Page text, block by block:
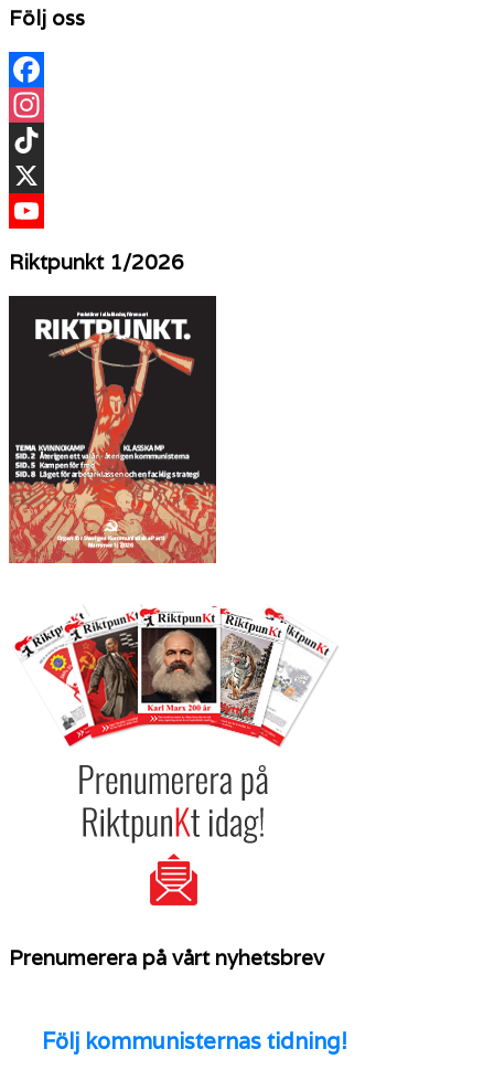
Följ oss
Facebook
Instagram
TikTok
X
Riktpunkt 1/2026
Prenumerera på vårt nyhetsbrev
Följ kommunisternas tidning!